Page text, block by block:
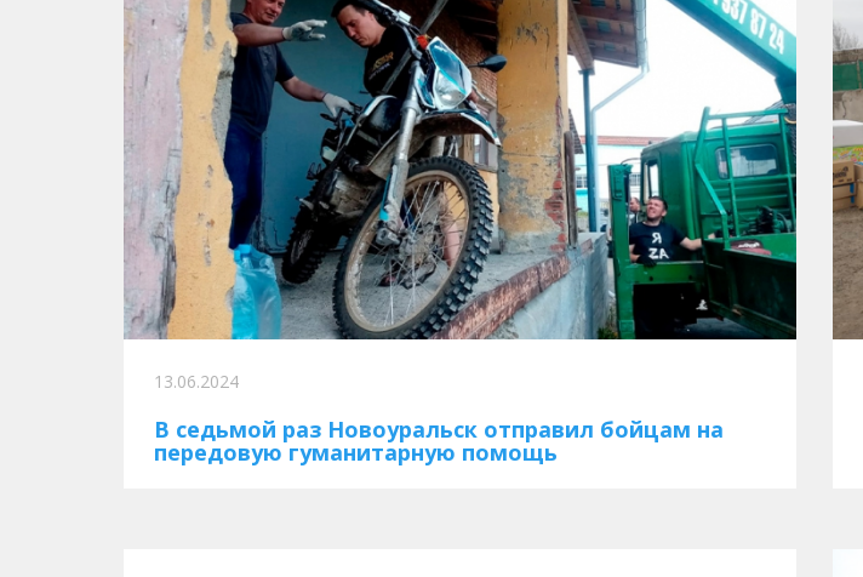
13.06.2024
В седьмой раз Новоуральск отправил бойцам на
передовую гуманитарную помощь